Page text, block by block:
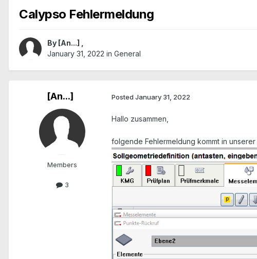
Calypso Fehlermeldung
By [An...]
January 31, 2022 in General
[An...]
Members
3
Posted January 31, 2022
Hallo zusammen,
folgende Fehlermeldung kommt in